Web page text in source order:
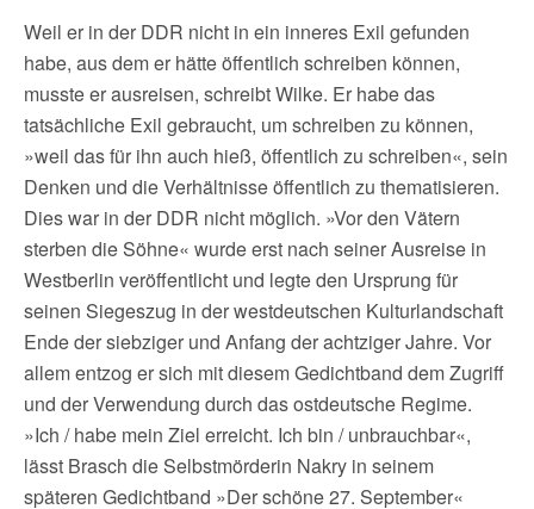
Weil er in der DDR nicht in ein inneres Exil gefunden
habe, aus dem er hätte öffentlich schreiben können,
musste er ausreisen, schreibt Wilke. Er habe das
tatsächliche Exil gebraucht, um schreiben zu können,
»weil das für ihn auch hieß, öffentlich zu schreiben«, sein
Denken und die Verhältnisse öffentlich zu thematisieren.
Dies war in der DDR nicht möglich. »Vor den Vätern
sterben die Söhne« wurde erst nach seiner Ausreise in
Westberlin veröffentlicht und legte den Ursprung für
seinen Siegeszug in der westdeutschen Kulturlandschaft
Ende der siebziger und Anfang der achtziger Jahre. Vor
allem entzog er sich mit diesem Gedichtband dem Zugriff
und der Verwendung durch das ostdeutsche Regime.
»Ich / habe mein Ziel erreicht. Ich bin / unbrauchbar«,
lässt Brasch die Selbstmörderin Nakry in seinem
späteren Gedichtband »Der schöne 27. September«